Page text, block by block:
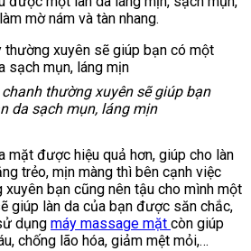
mờ nám và tàn nhang.
thường xuyên sẽ giúp bạn
da sạch mụn, láng mịn
mặt được hiệu quả hơn, giúp cho làn
trẻo, mịn màng thì bên cạnh việc
bạn cũng nên tậu cho mình một
giúp làn da của bạn được săn chắc,
dụng máy massage mặt còn giúp
chống lão hóa, giảm mệt mỏi,…